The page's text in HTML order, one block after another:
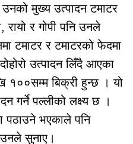
मुख्य उत्पादन टमाटर
रायो र गोपी पनि उनले
टमाटर र टमाटरको फेदमा
उत्पादन लिँदै आएका
बिक्री हुन्छ । यो
गर्ने पल्लीको लक्ष्य छ ।
पठाउने भएकाले पनि
सुनाए।